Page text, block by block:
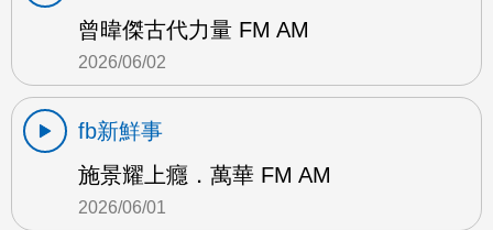
曾暐傑古代力量 FM AM
2026/06/02
fb新鮮事
施景耀上癮．萬華 FM AM
2026/06/01